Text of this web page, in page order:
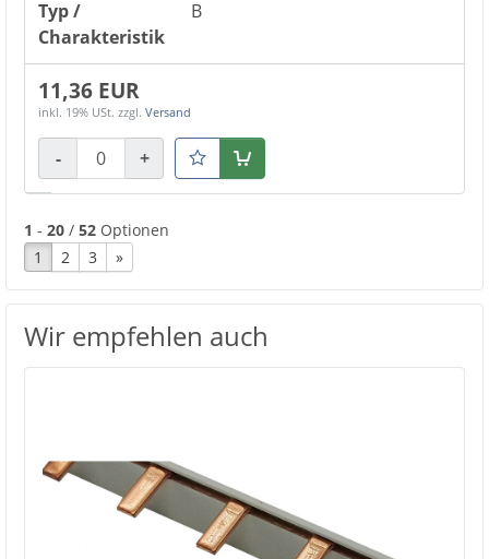
B
11,36 EUR
inkl. 19% USt. zzgl. Versand
- +
1 - 20 / 52 Optionen
1
2 3 »
Wir empfehlen auch